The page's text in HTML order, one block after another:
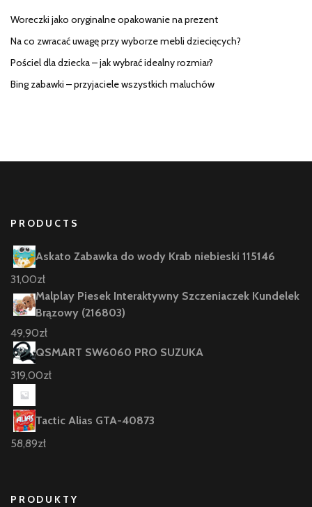
Woreczki jako oryginalne opakowanie na prezent
Na co zwracać uwagę przy wyborze mebli dziecięcych?
Pościel dla dziecka – jak wybrać idealny rozmiar?
Bing zabawki – przyjaciele wszystkich maluchów
PRODUCTS
Askato Zabawka do wody Krab niebieski 115146
31,00zł
Malplay Piesek Interaktywny Szczeniaczek Kundelek
Brązowy (216803)
49,90zł
QSMART SW6060 PRO SUZUKA
319,00zł
Tactic Alias GTA-40873
58,89zł
PRODUKTY